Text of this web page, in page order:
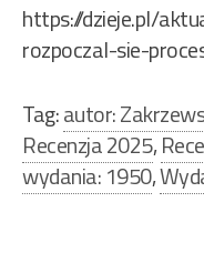
https://dzieje.pl/
rozpoczal-sie-
Tag:autor:
Recenzja 2025,
wydania: 1950,